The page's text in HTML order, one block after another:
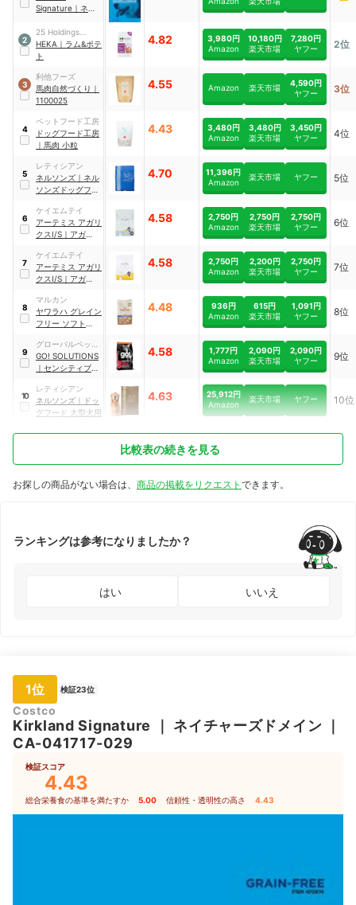
Signature ｜ ネイ
｜CA-041717-
029
2
25 Holdings
Japan
HEKA ｜ ラム&ポテ
ト
4.82
3,980円
Amazon
10,180円
楽天市場
7,280円
ヤフー
2位
3
利他フーズ
馬肉自然づくり ｜
1100025
4.55 Amazon 楽天市場
4,590円
ヤフー
3位
4
ペットフード工房
ドッグフード工房
｜ 馬肉 小粒
4.43
3,480円
Amazon
3,480円
楽天市場
3,450円
ヤフー
4位
5
レティシアン
ネルソンズ ｜ ネル
ソンズドッグフー
4.70
11,396円
Amazon
楽天市場 ヤフー 5位
6
ケイエムテイ
アーテミス アガリ
クスI/S ｜ アガリク
4.58
2,750円
Amazon
2,750円
楽天市場
2,750円
ヤフー
6位
7
ケイエムテイ
アーテミス アガリ
クスI/S ｜ アガリク
ェイト
4.58
2,750円
Amazon
2,200円
楽天市場
2,750円
ヤフー
7位
8
マルカン
ヤワラハ グレイン
フリー ソフト
歳以上用｜SYH-
003
4.48
936円
Amazon
615円
楽天市場
1,091円
ヤフー
8位
9
グローバルペット
ニュートリション
GO! SOLUTIONS
｜ センシティブ
ー サーモンレシピ
4.58
1,777円
Amazon
2,090円
楽天市場
2,090円
ヤフー
9位
10
レティシアン
ネルソンズ
ドッ
グフード 大型犬用
4.63
25,912円
Amazon
楽天市場 ヤフー 10位
比較表の続きを見る
お探しの商品がない場合は、 商品の掲載をリクエスト できます。
ランキングは参考になりましたか？
はい いいえ
1位 検証23位
Costco
Kirkland Signature ネイチャーズドメイン
CA-041717-029
検証スコア
4.43
総合栄養食の基準を満たすか 5.00 信頼性・透明性の高さ 4.43